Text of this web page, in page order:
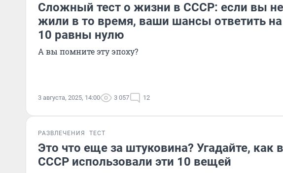
Сложный тест о жизни в СССР: если вы не
жили в то время, ваши шансы ответить
10 равны нулю
А вы помните эту эпоху?
3 августа, 2025, 14:00 3 057 12
РАЗВЛЕЧЕНИЯ ТЕСТ
Это что еще за штуковина? Угадайте, как в
СССР использовали эти 10 вещей